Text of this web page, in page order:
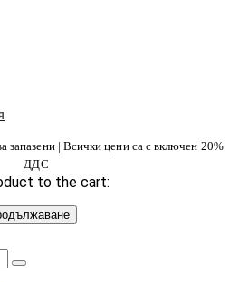
запазени | Всички цени са с включен 20%
ДДС
to the cart: